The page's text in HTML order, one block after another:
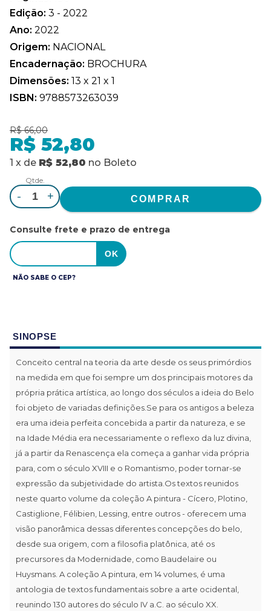
Edição: 3 - 2022
Ano: 2022
Origem: NACIONAL
Encadernação: BROCHURA
Dimensões: 13 x 21 x 1
ISBN: 9788573263039
R$ 66,00
R$ 52,80
1 x de R$ 52,80 no Boleto
Qtde.
- +
Consulte frete e prazo de entrega
NÃO SABE O CEP?
SINOPSE
Conceito central na teoria da arte desde os seus primórdios
na medida em que foi sempre um dos principais motores da
própria prática artística, ao longo dos séculos a ideia do Belo
foi objeto de variadas definições.Se para os antigos a beleza
era uma ideia perfeita concebida a partir da natureza, e se
na Idade Média era necessariamente o reflexo da luz divina,
já a partir da Renascença ela começa a ganhar vida própria
para, com o século XVIII e o Romantismo, poder tornar-se
expressão da subjetividade do artista.Os textos reunidos
neste quarto volume da coleção A pintura - Cícero, Plotino,
Castiglione, Félibien, Lessing, entre outros - oferecem uma
visão panorâmica dessas diferentes concepções do belo,
desde sua origem, com a filosofia platônica, até os
precursores da Modernidade, como Baudelaire ou
Huysmans. A coleção A pintura, em 14 volumes, é uma
antologia de textos fundamentais sobre a arte ocidental,
reunindo 130 autores do século IV a.C. ao século XX.